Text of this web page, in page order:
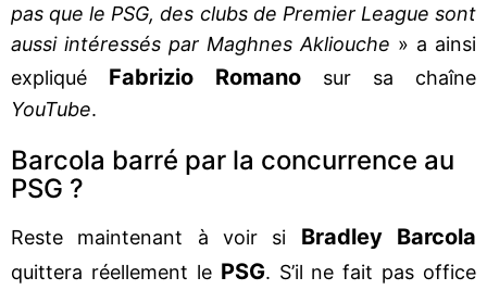
pas que le PSG, des clubs de Premier League sont
aussi intéressés par Maghnes Akliouche » a ainsi
expliqué Fabrizio Romano sur sa chaîne
YouTube.
Barcola barré par la concurrence au
PSG ?
Reste maintenant à voir si Bradley Barcola
quittera réellement lePSG. S’il ne fait pas office